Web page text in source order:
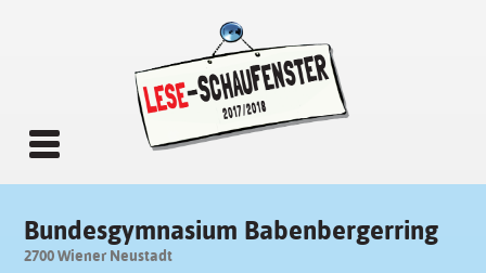
Bundesgymnasium Babenbergerring
2700 Wiener Neustadt